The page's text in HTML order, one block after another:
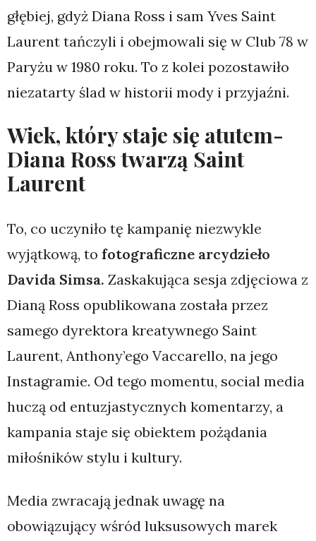
głębiej, gdyż Diana Ross i sam Yves Saint
Laurent tańczyli i obejmowali się w Club 78 w
Paryżu w 1980 roku. To z kolei pozostawiło
niezatarty ślad w historii mody i przyjaźni.
Wiek, który staje się atutem-
Diana Ross twarzą Saint
Laurent
To, co uczyniło tę kampanię niezwykle
wyjątkową, to fotograficzne arcydzieło
Davida Simsa. Zaskakująca sesja zdjęciowa z
Dianą Ross opublikowana została przez
samego dyrektora kreatywnego Saint
Laurent, Anthony’ego Vaccarello, na jego
Instagramie. Od tego momentu, social media
huczą od entuzjastycznych komentarzy, a
kampania staje się obiektem pożądania
miłośników stylu i kultury.
Media zwracają jednak uwagę na
obowiązujący wśród luksusowych marek